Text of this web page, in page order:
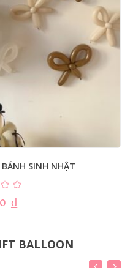
SINH NHẬT
₫
BALLOON